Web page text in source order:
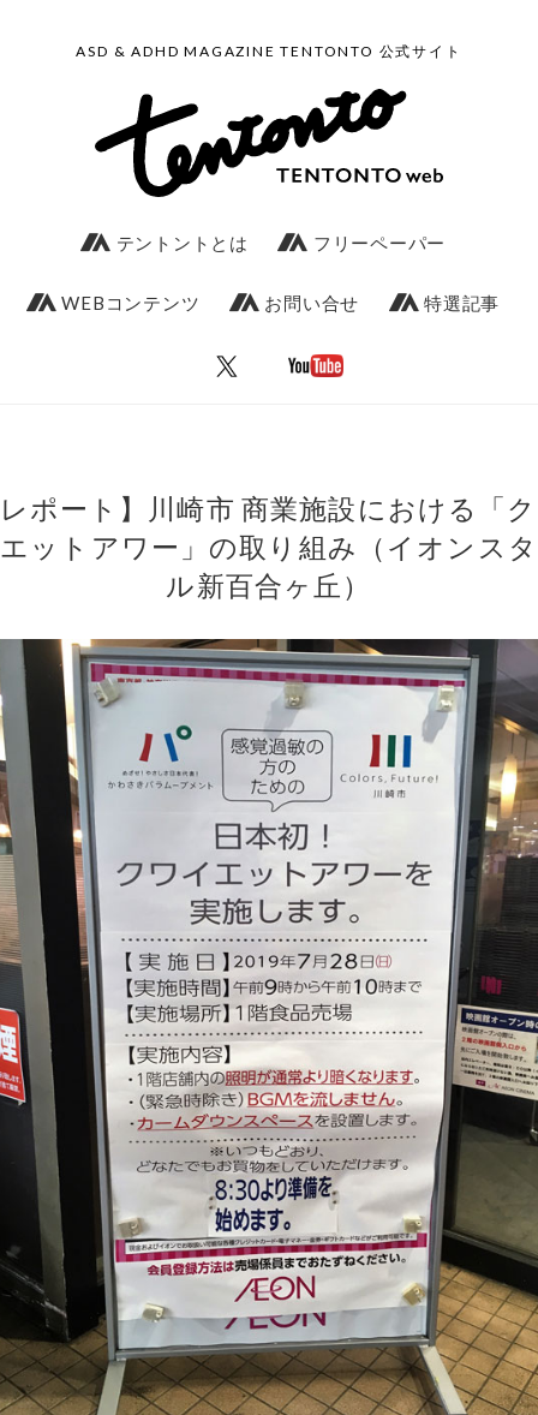
ASD & ADHD MAGAZINE TENTONTO 公式サイト
テントントとは フリーペーパー
WEBコンテンツ お問い合せ 特選記事
ポート】川崎市 商業施設における「
ットアワー」の取り組み（イオンス
ル新百合ヶ丘）